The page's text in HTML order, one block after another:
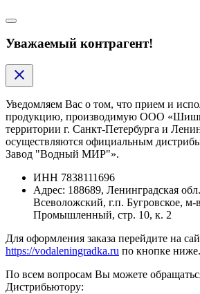
Уважаемый контрагент!
Уведомляем Вас о том, что прием и
продукцию, производимую ООО
территории г. Санкт-Петербурга и
осуществляются официальным
Завод "Водный МИР"».
ИНН 7838111696
Адрес: 188689, Ленинградская
Всеволожский, г.п. Бугровское,
Промышленный, стр. 10, к. 2
Для оформления заказа перейдите на
https://vodaleningradka.ru по кнопке ниже.
По всем вопросам Вы можете
Дистрибьютору: